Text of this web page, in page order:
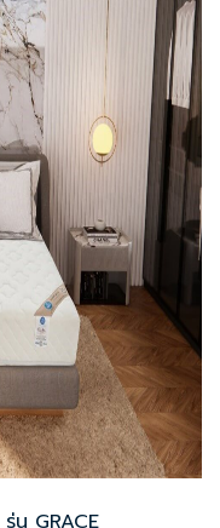
น GRACE